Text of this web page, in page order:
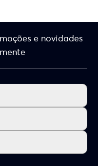
e novidades